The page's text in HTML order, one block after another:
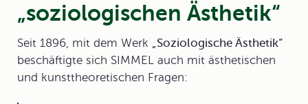
„soziologischen Ästhetik“
Seit 1896, mit dem Werk „Soziologische Ästhetik“
beschäftigte sich SIMMEL auch mit ästhetischen
und kunsttheoretischen Fragen: